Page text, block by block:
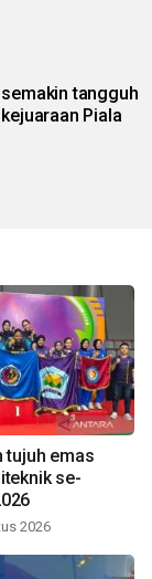
tangguh
Piala
tujuh emas
se-
2026